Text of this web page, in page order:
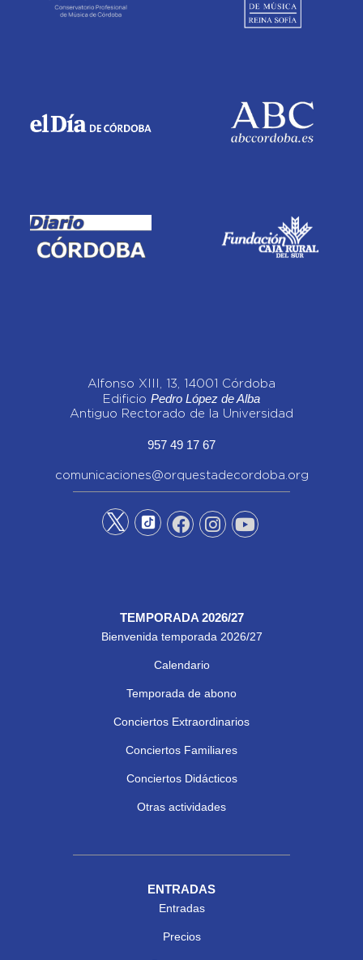
Alfonso XIII, 13, 14001 Córdoba
Edificio Pedro López de Alba
Antiguo Rectorado de la Universidad
957 49 17 67
comunicaciones@orquestadecordoba.org
TEMPORADA 2026/27
Bienvenida temporada 2026/27
Calendario
Temporada de abono
Conciertos Extraordinarios
Conciertos Familiares
Conciertos Didácticos
Otras actividades
ENTRADAS
Entradas
Precios